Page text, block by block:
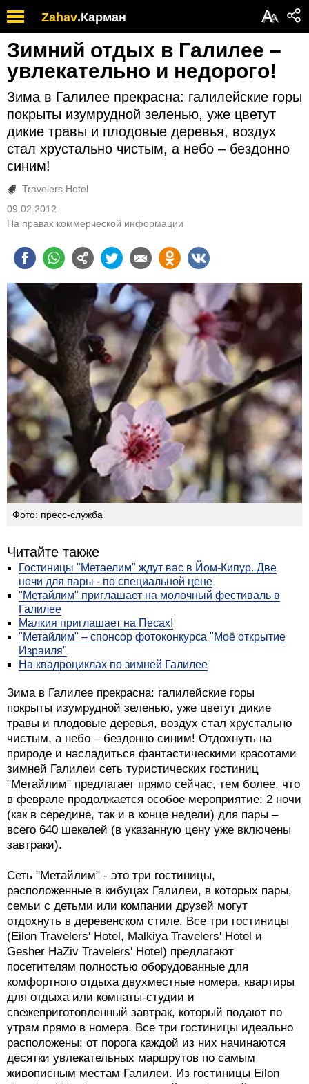
Zahav.Карман АА
Зимний отдых в Галилее –
увлекательно и недорого!
Зима в Галилее прекрасна: галилейские горы
покрыты изумрудной зеленью, уже цветут
дикие травы и плодовые деревья, воздух
стал хрустально чистым, а небо – бездонно
синим!
Travelers Hotel
09.02.2012
На правах коммерческой информации
Фото: пресс-служба
Читайте также
Гостиницы "Метаелим" ждут вас в Йом-Кипур. Две
ночи для пары - по специальной цене
"Метайлим" приглашает на молочный фестиваль в
Галилее
Малкия приглашает на Песах!
"Метайлим" – спонсор фотоконкурса "Моё открытие
Израиля"
На квадроциклах по зимней Галилее
Зима в Галилее прекрасна: галилейские горы
покрыты изумрудной зеленью, уже цветут дикие
травы и плодовые деревья, воздух стал хрустально
чистым, а небо – бездонно синим! Отдохнуть на
природе и насладиться фантастическими красотами
зимней Галилеи сеть туристических гостиниц
"Метайлим" предлагает прямо сейчас, тем более, что
в феврале продолжается особое мероприятие: 2 ночи
(как в середине, так и в конце недели) для пары –
всего 640 шекелей (в указанную цену уже включены
завтраки).
Сеть "Метайлим" - это три гостиницы,
расположенные в кибуцах Галилеи, в которых пары,
семьи с детьми или компании друзей могут
отдохнуть в деревенском стиле. Все три гостиницы
(Eilon Travelers' Hotel, Malkiya Travelers' Hotel и
Gesher HaZiv Travelers' Hotel) предлагают
посетителям полностью оборудованные для
комфортного отдыха двухместные номера, квартиры
для отдыха или комнаты-студии и
свежеприготовленный завтрак, который подают по
утрам прямо в номера. Все три гостиницы идеально
расположены: от порога каждой из них начинаются
десятки увлекательных маршрутов по самым
живописным местам Галилеи. Из гостиницы Eilon